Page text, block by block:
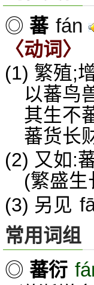
◎ 蕃 fán
〈动词〉
(1) 繁殖;
以蕃鸟
其生不
蕃货长
(2) 又如:
(繁盛生
(3) 另见
常用词组
◎ 蕃衍